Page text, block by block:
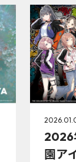
2026
園ア